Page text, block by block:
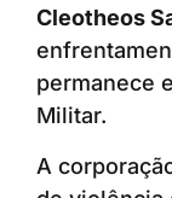
Cleotheos
permanece
Militar.
A